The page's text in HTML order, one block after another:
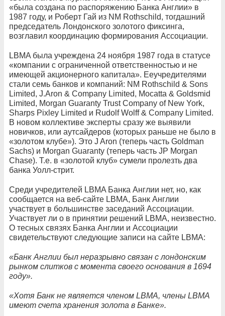
«была создана по распоряжению Банка Англии» в
1987 году, и Роберт Гай из NM Rothschild, тогдашний
председатель Лондонского золотого фиксинга,
возглавил координацию формирования Ассоциации.
LBMA была учреждена 24 ноября 1987 года в статусе
«компании с ограниченной ответственностью и не
имеющей акционерного капитала». Ееучредителями
стали семь банков и компаний: NM Rothschild & Sons
Limited, J.Aron & Company Limited, Mocatta & Goldsmid
Limited, Morgan Guaranty Trust Company of New York,
Sharps Pixley Limited и Rudolf Wolff & Company Limited.
В новом коллективе эксперты сразу же выявили
новичков, или аутсайдеров (которых раньше не было в
«золотом клубе»). Это J Aron (теперь часть Goldman
Sachs) и Morgan Guaranty (теперь часть JP Morgan
Chase). Т.е. в «золотой клуб» сумели пролезть два
банка Уолл-стрит.
Среди учредителей LBMA Банка Англии нет, но, как
сообщается на веб-сайте LBMA, Банк Англии
участвует в большинстве заседаний Ассоциации.
Участвует ли о в принятии решений LBMA, неизвестно.
О тесных связях Банка Англии и Ассоциации
свидетельствуют следующие записи на сайте LBMA:
«Банк Англии был неразрывно связан с лондонским
рынком слитков с момента своего основания в 1694
году».
«Хотя Банк не является членом LBMA, члены LBMA
имеют счета хранения золота в Банке».